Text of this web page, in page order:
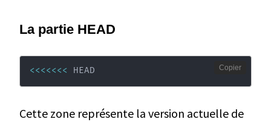
La partie HEAD
<<<<<<< HEAD Copier
Cette zone représente la version actuelle de